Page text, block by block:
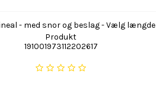
- med snor og beslag - Vælg længde
Produkt
191001973112202617